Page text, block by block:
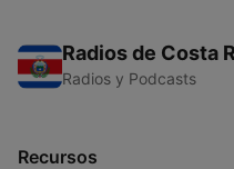
Radios de Costa
Radios y Podcasts
Recursos